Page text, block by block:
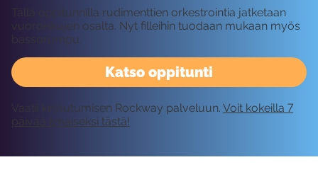
Katso oppitunti
Tällä oppitunnilla rudimenttien orkestrointia jatketaan
vuoroiskujen osalta. Nyt filleihin tuodaan mukaan myös
bassorumpu.
Vaatii kirjautumisen Rockway palveluun. Voit kokeilla 7
päivää ilmaiseksi tästä!